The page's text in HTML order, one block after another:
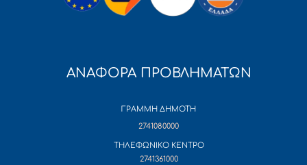
ΑΝΑΦΟΡΑ ΠΡΟΒΛΗΜΑΤΩΝ
ΓΡΑΜΜΗ ΔΗΜΟΤΗ
2741080000
ΤΗΛΕΦΩΝΙΚΟ ΚΕΝΤΡΟ
2741361000